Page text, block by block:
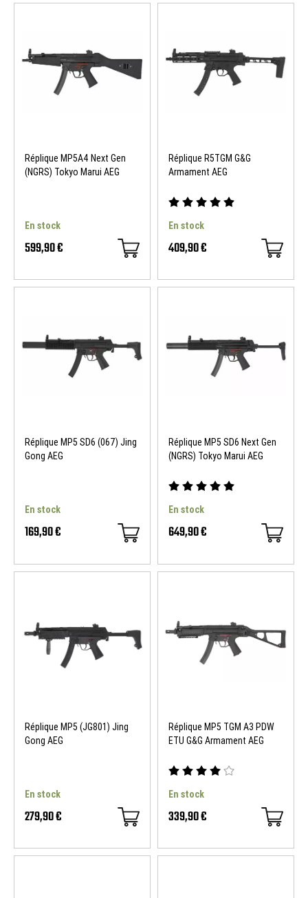
Réplique MP5A4 Next Gen
(NGRS) Tokyo Marui AEG
En stock
599,90 €
Réplique R5TGM G&G
Armament AEG
En stock
409,90 €
Réplique MP5 SD6 (067) Jing
Gong AEG
En stock
169,90 €
Réplique MP5 SD6 Next Gen
(NGRS) Tokyo Marui AEG
En stock
649,90 €
Réplique MP5 (JG801) Jing
Gong AEG
En stock
279,90 €
Réplique MP5 TGM A3 PDW
ETU G&G Armament AEG
En stock
339,90 €